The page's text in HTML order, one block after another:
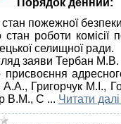
Порядок денний:
пожежної
роботи комісії
селищної ради.
заяви Тербан М.В.
А.А., Григорчук М.І.,
В.М., С ... Читати